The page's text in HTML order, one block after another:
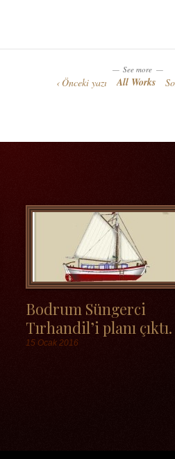
See more
Önceki yazı All Works
Bodrum Süngerci
Tırhandil’i planı çıktı.
15 Ocak 2016